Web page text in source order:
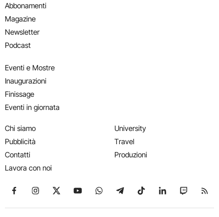
Abbonamenti
Magazine
Newsletter
Podcast
Eventi e Mostre
Inaugurazioni
Finissage
Eventi in giornata
Chi siamo
Pubblicità
Contatti
Lavora con noi
University
Travel
Produzioni
Seguici su Facebook
Seguici su Instagram
Seguici su X
Seguici su YouTube
Seguici su WhatsApp
Seguici su Telegram
Seguici su TikTok
Seguici su
Seguici